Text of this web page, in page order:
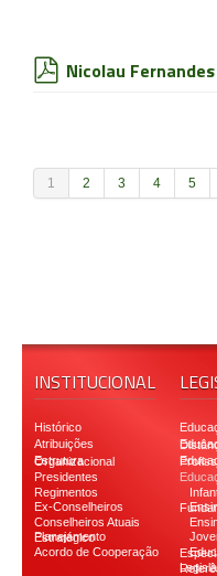
Nicolau
1 2 3 4 5
INSTITUCIONAL
Histórico
Atribuições
Educação a
Estrutura Organizacional
Educação
Presidentes
Regimentos
Ex-Conselheiros
Ensino
Conselheiros Atuais
Planejamento Estratégico
Acordo de Cooperação
Educação
Legislação de